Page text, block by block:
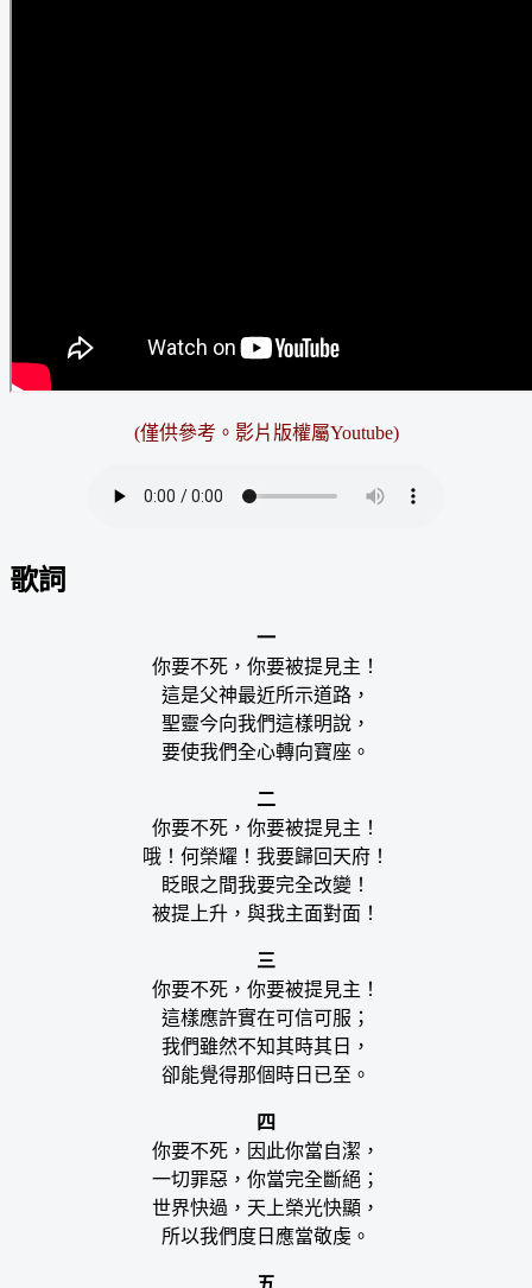
(僅供參考。影片版權屬Youtube)
歌詞
一
你要不死，你要被提見主！
這是父神最近所示道路，
聖靈今向我們這樣明說，
要使我們全心轉向寶座。
二
你要不死，你要被提見主！
哦！何榮耀！我要歸回天府！
眨眼之間我要完全改變！
被提上升，與我主面對面！
三
你要不死，你要被提見主！
這樣應許實在可信可服；
我們雖然不知其時其日，
卻能覺得那個時日已至。
四
你要不死，因此你當自潔，
一切罪惡，你當完全斷絕；
世界快過，天上榮光快顯，
所以我們度日應當敬虔。